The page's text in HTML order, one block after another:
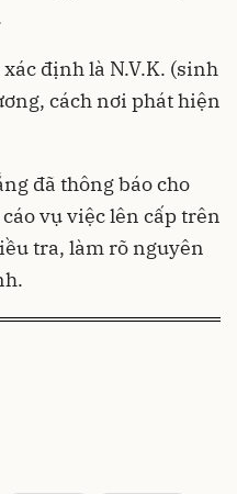
định là N.V.K. (sinh
cách nơi phát hiện
đã thông báo cho
vụ việc lên cấp trên
tra, làm rõ nguyên